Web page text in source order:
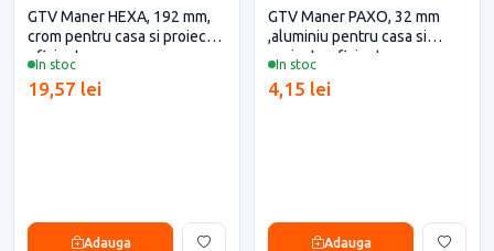
In stoc
GTV Maner HEXA, 192 mm,
crom pentru casa si proiecte
eficiente
19,57 lei
Adauga
In stoc
GTV Maner PAXO, 32 mm
,aluminiu pentru casa si
proiecte eficiente
4,15 lei
Adauga